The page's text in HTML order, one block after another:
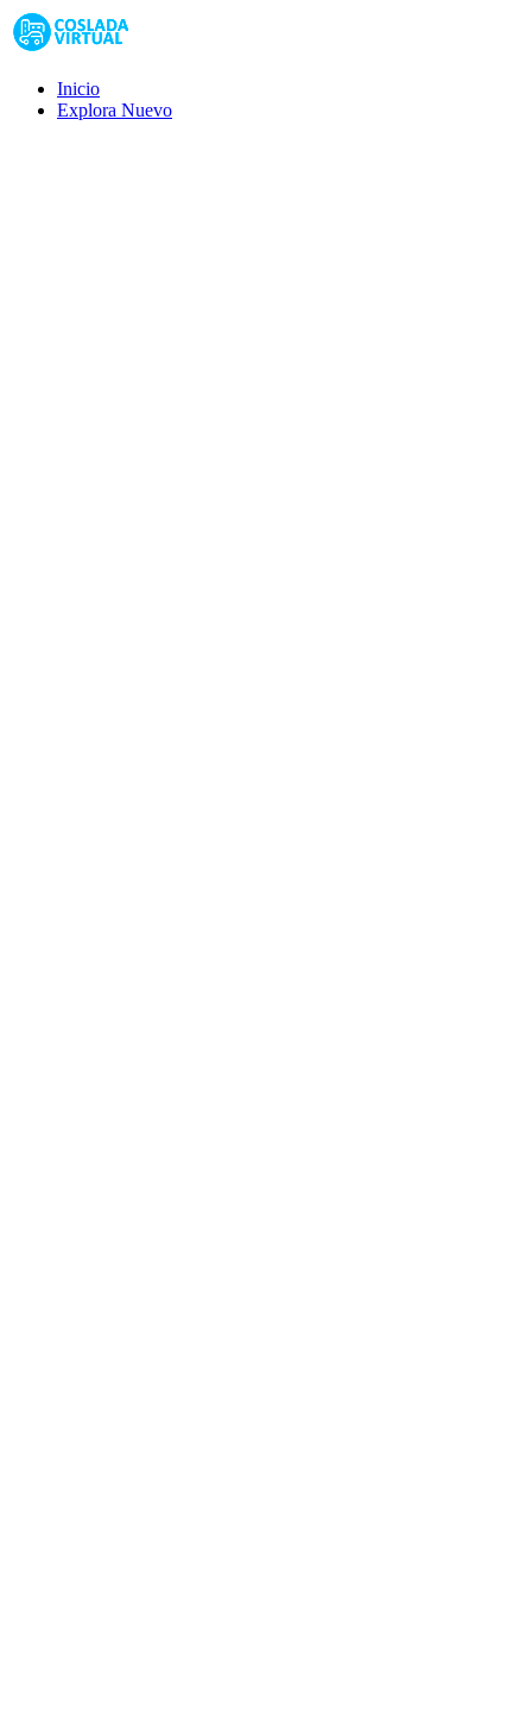
Inicio
Explora Nuevo